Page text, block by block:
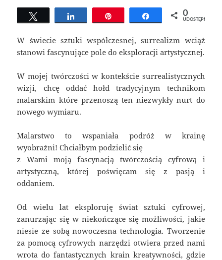
Tweetuj Udostępnij Przypnij Udostępnij
0
UDOSTĘPNIEŃ
W świecie sztuki współczesnej, surrealizm wciąż
stanowi fascynujące pole do eksploracji artystycznej.
W mojej twórczości w kontekście surrealistycznych
wizji, chcę oddać hołd tradycyjnym technikom
malarskim które przenoszą ten niezwykły nurt do
nowego wymiaru.
Malarstwo to wspaniała podróż w krainę
wyobraźni! Chciałbym podzielić się
z Wami moją fascynacją twórczością cyfrową i
artystyczną, której poświęcam się z pasją i
oddaniem.
Od wielu lat eksploruję świat sztuki cyfrowej,
zanurzając się w niekończące się możliwości, jakie
niesie ze sobą nowoczesna technologia. Tworzenie
za pomocą cyfrowych narzędzi otwiera przed nami
wrota do fantastycznych krain kreatywności, gdzie